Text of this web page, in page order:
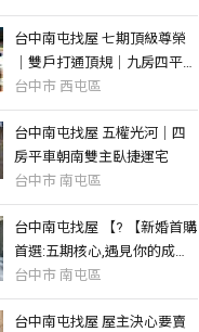
台中南屯找屋 七期頂級尊榮
｜雙戶打通頂規｜九房四平車
豪邸
台中市 西屯區
台中南屯找屋 五權光河｜四
房平車朝南雙主臥捷運宅
台中市 南屯區
台中南屯找屋 【? 【新婚首購
首選:五期核心,遇見你的成家
夢】
台中市 南屯區
台中南屯找屋 屋主決心要賣